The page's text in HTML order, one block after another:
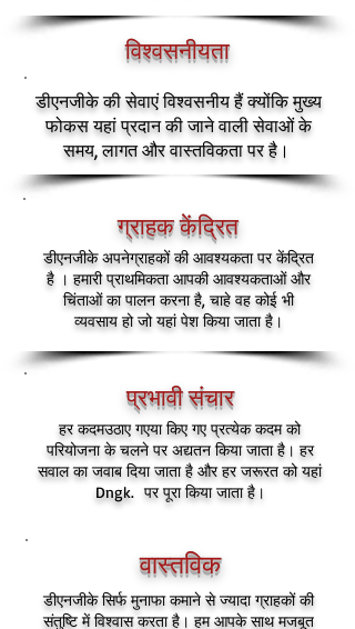
विश्वसनीयता
डीएनजीके की सेवाएं विश्वसनीय हैं क्योंकि मुख्य
फोकस यहां प्रदान की जाने वाली सेवाओं के
समय, लागत और वास्तविकता पर है।
डीएनजीके अपनेग्राहकों की आवश्यकता पर केंद्रित
है । हमारी प्राथमिकता आपकी आवश्यकताओं और
चिंताओं का पालन करना है, चाहे वह कोई भी
व्यवसाय हो जो यहां पेश किया जाता है।
ग्राहक केंद्रित
प्रभावी संचार
हर कदमउठाए गएया किए गए प्रत्येक कदम को
परियोजना के चलने पर अद्यतन किया जाता है। हर
सवाल का जवाब दिया जाता है और हर जरूरत को यहां
Dngk. पर पूरा किया जाता है।
वास्तविक
डीएनजीके सिर्फ मुनाफा कमाने से ज्यादा ग्राहकों की
संतुष्टि में विश्वास करता है। हम आपके साथ मजबूत